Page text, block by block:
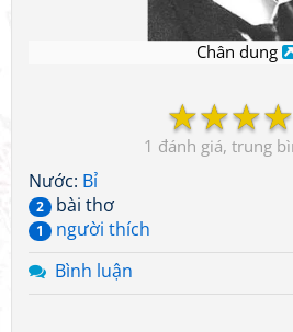
Chân dung
☆
☆
☆
☆
1
Nước: Bỉ
2 bài thơ
1
người thích
Bình luận